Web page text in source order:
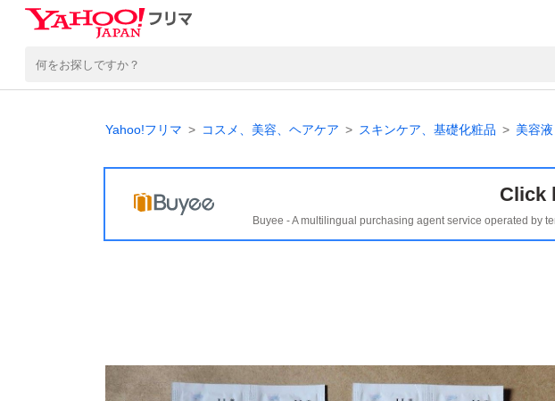
Yahoo!フリマ コスメ、美容、ヘアケア スキンケア、基礎化粧品 美容液
Click
Buyee - A multilingual purchasing agent service operated by